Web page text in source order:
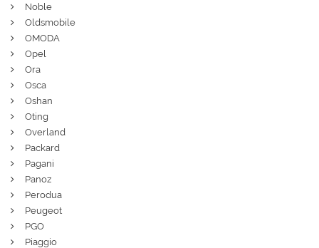
Noble
Oldsmobile
OMODA
Opel
Ora
Osca
Oshan
Oting
Overland
Packard
Pagani
Panoz
Perodua
Peugeot
PGO
Piaggio